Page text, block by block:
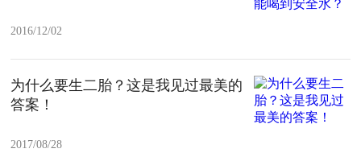
2016/12/02
为什么要生二胎？这是我见过最美的
答案！
2017/08/28